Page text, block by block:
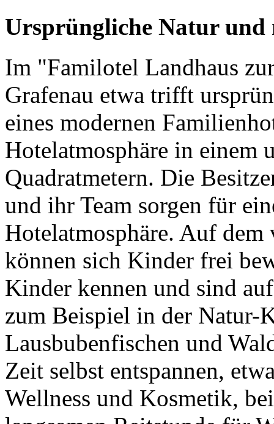
Ursprüngliche Natur
Im "Familotel Landhaus
Grafenau etwa trifft
eines modernen
Hotelatmosphäre in einem
Quadratmetern. Die
und ihr Team sorgen für
Hotelatmosphäre. Auf
können sich Kinder frei
Kinder kennen und sind
zum Beispiel in der Natur-
Lausbubenfischen und
Zeit selbst entspannen,
Wellness und Kosmetik,